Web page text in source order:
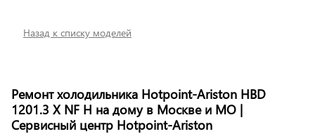
Назад к списку моделей
Ремонт холодильника Hotpoint-Ariston HBD
1201.3 X NF H на дому в Москве и МО |
Сервисный центр Hotpoint-Ariston